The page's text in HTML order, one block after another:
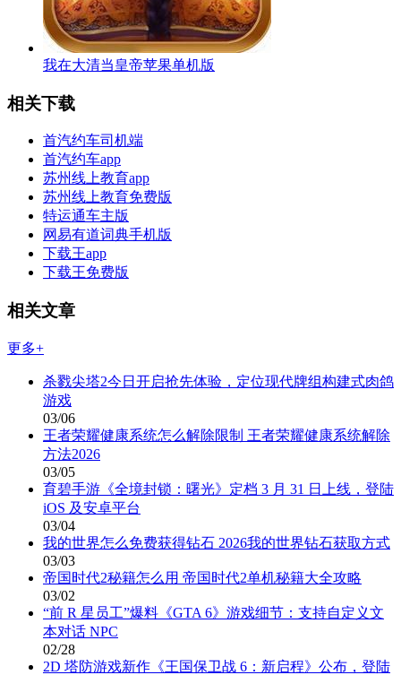
我在大清当皇帝苹果单机版
相关下载
首汽约车司机端
首汽约车app
苏州线上教育app
苏州线上教育免费版
特运通车主版
网易有道词典手机版
下载王app
下载王免费版
相关文章
更多+
杀戮尖塔2今日开启抢先体验，定位现代牌组构建式肉鸽
游戏
03/06
王者荣耀健康系统怎么解除限制 王者荣耀健康系统解除
方法2026
03/05
育碧手游《全境封锁：曙光》定档 3 月 31 日上线，登陆
iOS 及安卓平台
03/04
我的世界怎么免费获得钻石 2026我的世界钻石获取方式
03/03
帝国时代2秘籍怎么用 帝国时代2单机秘籍大全攻略
03/02
“前 R 星员工”爆料《GTA 6》游戏细节：支持自定义文
本对话 NPC
02/28
2D 塔防游戏新作《王国保卫战 6：新启程》公布，登陆